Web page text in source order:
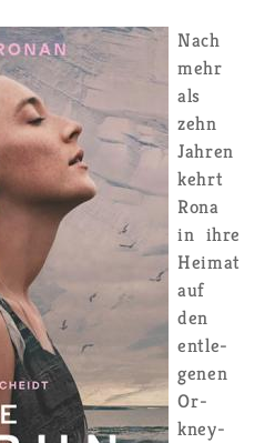
Nach
mehr
als
zehn
Jah­ren
kehrt
Rona
in ihre
Hei­mat
auf
den
ent­le­
ge­nen
Or­
kney­